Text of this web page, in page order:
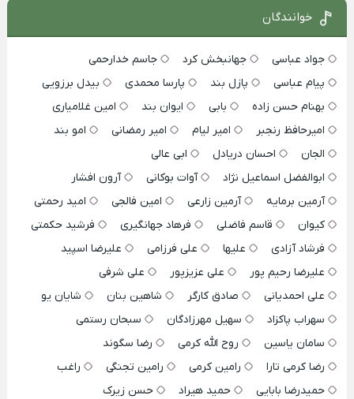
خوانندگان
جواد عباسی جهانبخش کرد
جاسم خدارحمی
پیام عباسی
پازل بند پارسا محمدی
بیدل برزویی
بهنام حسن زاده
بابی ایوان بند
امین غلامیاری
امیرحافظ رنجبر
امیر لیام امیر رمضانی
امو بند
الجان
احسان دریادل
ابی عالی
ابوالفضل اسماعیل نژاد
آوات بوکانی
آرون افشار
آرمین برمایه
آرمین زارعی امین فالجی
امید رحمتی
کیوان
قاسم فاضلی فرهاد جهانگیری
فرشید حکمتی
فرشاد آزادی
علیها علی فرزامی
علیرضا اسپید
علیرضا رحیم پور
علی عزیزپور
علی شرفی
علی احمدیانی
صادق کارگر شاهین بنان
شایان یو
سهراب پاکزاد
سهیل مهرزادگان
سبحان رستمی
سامان یاسین
روح الله کرمی
رضا سگوند
رضا کرمی تارا
رامین کرمی رامین تجنگی
راغب
حمیدرضا بابایی
حمید هیراد
حسن زیرک